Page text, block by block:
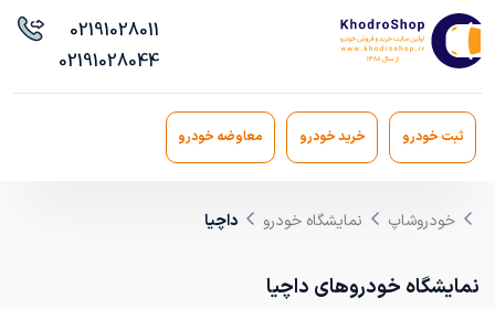
02191028011
02191028044
ثبت خودرو خرید خودرو معاوضه خودرو
خودروشاپ نمایشگاه خودرو داچیا
نمایشگاه خودروهای داچیا